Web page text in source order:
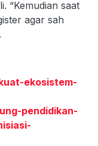
“Kemudian saat
agar sah
ekosistem-
pendidikan-